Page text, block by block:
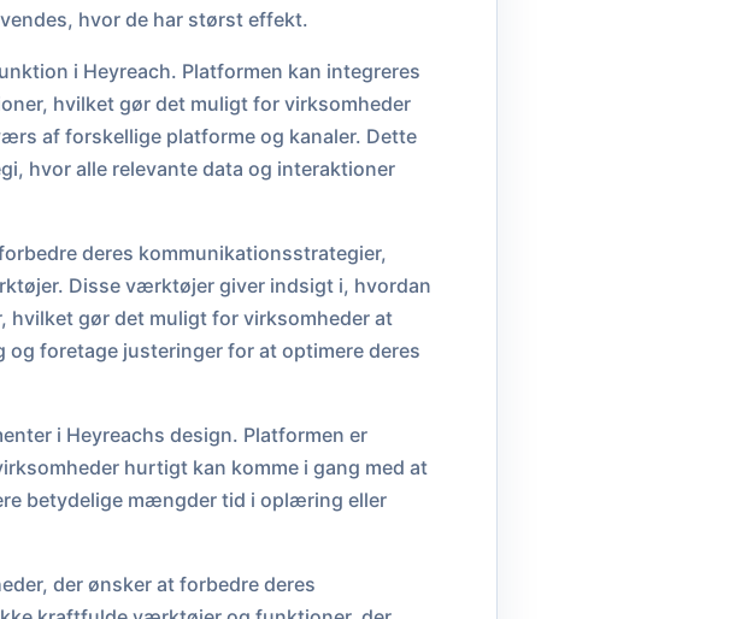
hvor de har størst effekt.
i Heyreach. Platformen kan integreres
hvilket gør det muligt for virksomheder
af forskellige platforme og kanaler. Dette
hvor alle relevante data og interaktioner
deres kommunikationsstrategier,
Disse værktøjer giver indsigt i, hvordan
gør det muligt for virksomheder at
foretage justeringer for at optimere deres
i Heyreachs design. Platformen er
hurtigt kan komme i gang med at
betydelige mængder tid i oplæring eller
der ønsker at forbedre deres